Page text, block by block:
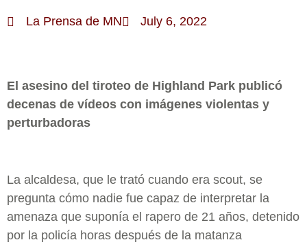
La Prensa de MN July 6, 2022
El asesino del tiroteo de Highland Park publicó
decenas de vídeos con imágenes violentas y
perturbadoras
La alcaldesa, que le trató cuando era scout, se
pregunta cómo nadie fue capaz de interpretar la
amenaza que suponía el rapero de 21 años, detenido
por la policía horas después de la matanza